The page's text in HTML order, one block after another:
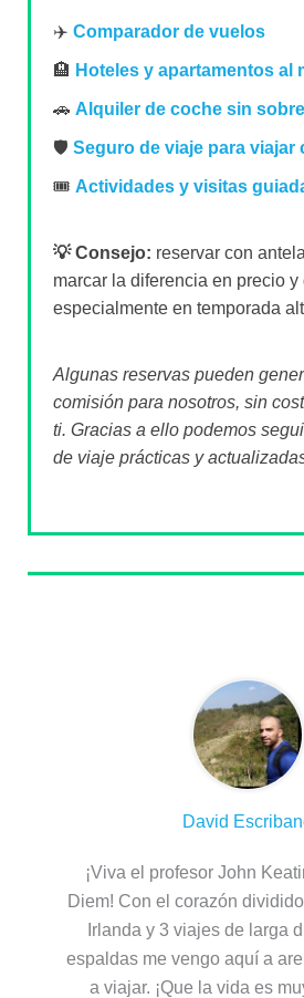
✈️ Comparador de vuelos
🏨 Hoteles y apartamentos al
🚗 Alquiler de coche sin
🛡️ Seguro de viaje para viajar
🎟️ Actividades y visitas
💡 Consejo: reservar con
marcar la diferencia en precio
especialmente en temporada
Algunas reservas pueden
comisión para nosotros, sin
ti. Gracias a ello podemos
de viaje prácticas y
David
¡Viva el profesor John
Diem! Con el corazón
Irlanda y 3 viajes de larga
espaldas me vengo aquí a
a viajar. ¡Que la vida es